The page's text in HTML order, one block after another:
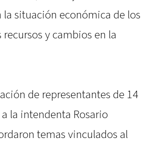
situación económica de los
y cambios en la
de representantes de 14
la intendenta Rosario
temas vinculados al